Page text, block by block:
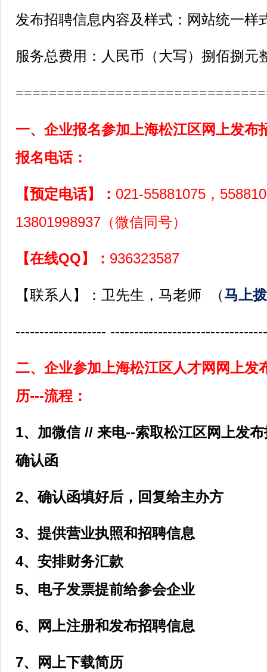
发布招聘信息内容及样式：网站统一样
服务总费用：人民币（大写）捌佰捌元
一、企业报名参加上海松江区网上发布
报名电话：
【预定电话】： 021-55881075，
13801998937（微信同号）
【在线QQ】： 936323587
【联系人】：卫先生，马老师 （马上
-------------------
二、企业参加上海松江区人才网网上发
历---流程：
1、加微信 // 来电--索取松江区网上发
确认函
2、确认函填好后，回复给主办方
3、提供营业执照和招聘信息
4、安排财务汇款
5、电子发票提前给参会企业
6、网上注册和发布招聘信息
7、网上下载简历